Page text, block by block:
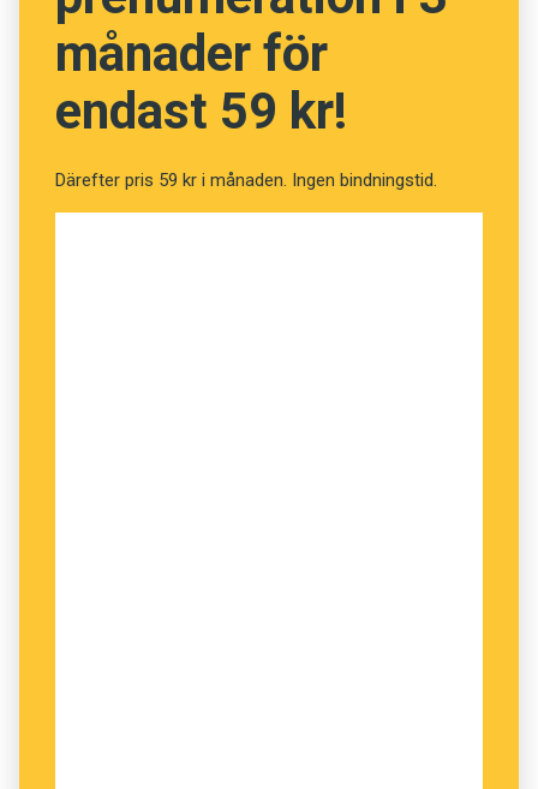
månader för
endast 59 kr!
Därefter pris 59 kr i månaden. Ingen bindningstid.